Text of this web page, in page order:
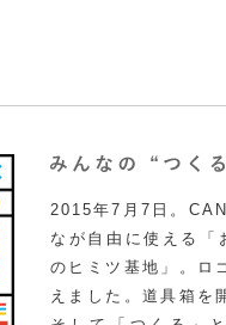
2015年7月7日。
なが自由に使える
のヒミツ基地」。ロ
えました。道具箱を